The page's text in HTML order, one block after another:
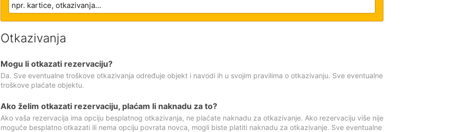
Otkazivanja
Mogu li otkazati rezervaciju?
Da. Sve eventualne troškove otkazivanja određuje objekt i navodi ih u svojim pravilima o otkazivanju. Sve eventualne
troškove plaćate objektu.
Ako želim otkazati rezervaciju, plaćam li naknadu za to?
Ako vaša rezervacija ima opciju besplatnog otkazivanja, ne plaćate naknadu za otkazivanje. Ako rezervaciju više nije
moguće besplatno otkazati ili nema opciju povrata novca, mogli biste platiti naknadu za otkazivanje. Sve eventualne